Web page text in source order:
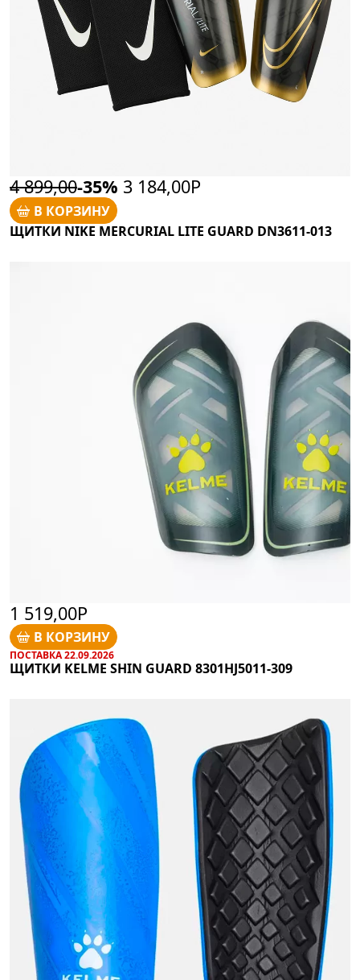
4 899,00-35% 3 184,00Р
В КОРЗИНУ
ЩИТКИ NIKE MERCURIAL LITE GUARD DN3611-013
1 519,00Р
В КОРЗИНУ
ПОСТАВКА 22.09.2026
ЩИТКИ KELME SHIN GUARD 8301HJ5011-309